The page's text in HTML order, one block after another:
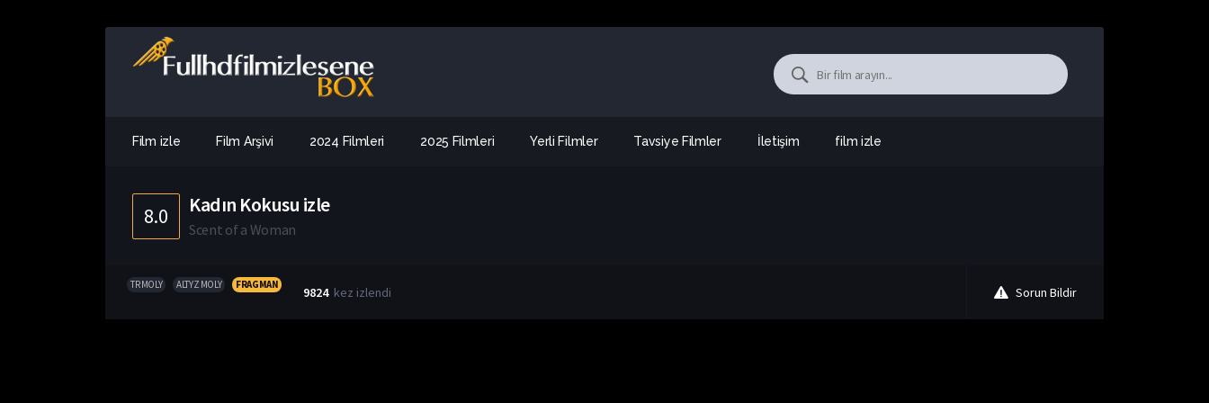
Film izle Film Arşivi 2024 Filmleri 2025 Filmleri Yerli Filmler Tavsiye Filmler İletişim film izle
8.0 Kadın Kokusu izle
Scent of a Woman
TR MOLY ALTYZ MOLY FRAGMAN 9824 kez izlendi Sorun Bildir